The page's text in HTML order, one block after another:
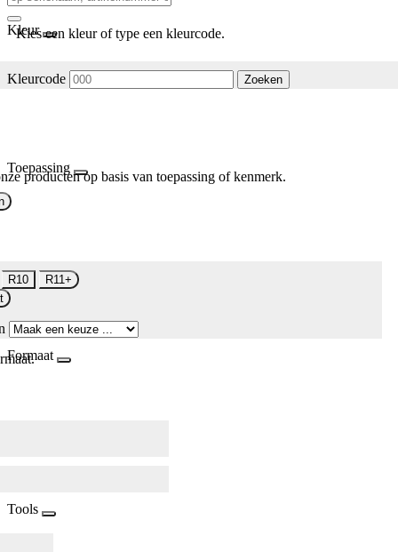
Kleur
Kies een kleur of type een kleurcode.
Kleurcode Zoeken
Toepassing
producten op basis van toepassing of kenmerk.
R10
R11+
Formaat
Tools